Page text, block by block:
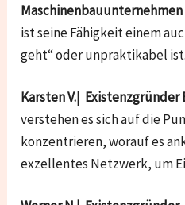
Maschinenbauunternehmen
ist seine Fähigkeit einem
geht“ oder unpraktikabel
Karsten V.|
verstehen es sich auf die
konzentrieren, worauf es
exzellentes Netzwerk, um